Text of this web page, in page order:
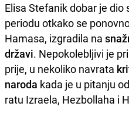
Elisa Stefanik dobar je dio
periodu otkako se
Hamasa, izgradila na
državi. Nepokolebljivi je
prije, u nekoliko navrata
naroda kada je u pitanju
ratu Izraela, Hezbollaha i